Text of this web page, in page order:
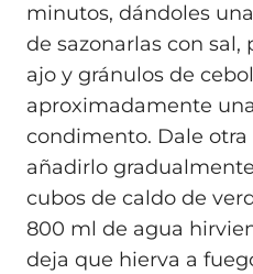
minutos, dándoles
de sazonarlas con
ajo y gránulos de
aproximadamente
condimento. Dale
añadirlo
cubos de caldo de
800 ml de agua
deja que hierva a